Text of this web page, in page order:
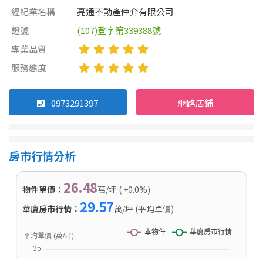
經紀業名稱
亮通不動產仲介有限公司
證號
(107)登字第339388號
專業品質
服務態度
0973291397 網路店鋪
房市行情分析
物件單價： 26.48萬/坪 ( +0.0%)
華廈房市行情： 29.57萬/坪 (平均單價)